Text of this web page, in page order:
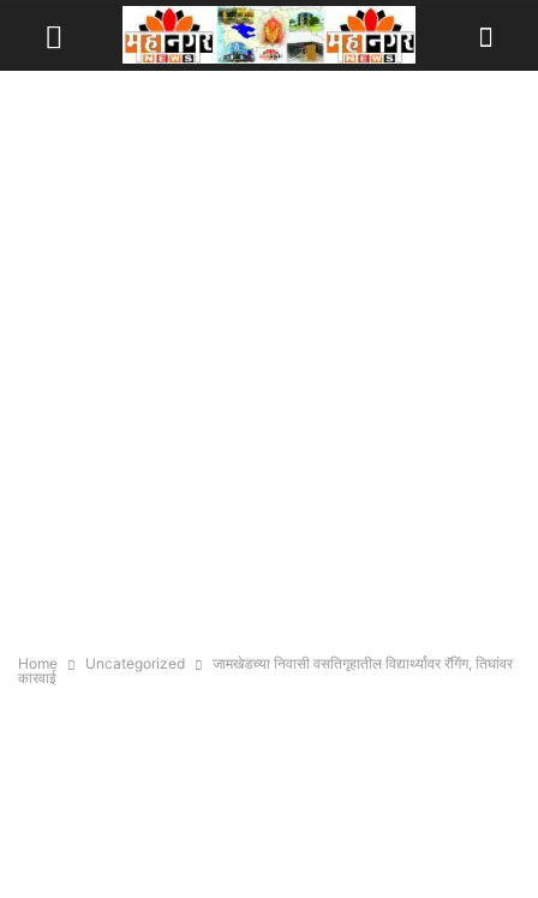
Home Uncategorized
जामखेडच्या निवासी वसतिगृहातील विद्यार्थ्यांवर रॅगिंग, तिघांवर
कारवाई